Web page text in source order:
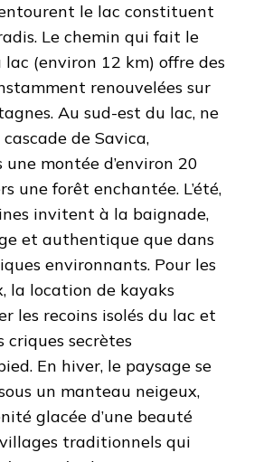
le lac constituent
Le chemin qui fait le
(environ 12 km) offre des
renouvelées sur
Au sud-est du lac, ne
de Savica,
une montée d’environ 20
une forêt enchantée. L’été,
invitent à la baignade,
et authentique que dans
environnants. Pour les
la location de kayaks
les recoins isolés du lac et
criques secrètes
En hiver, le paysage se
un manteau neigeux,
glacée d’une beauté
traditionnels qui